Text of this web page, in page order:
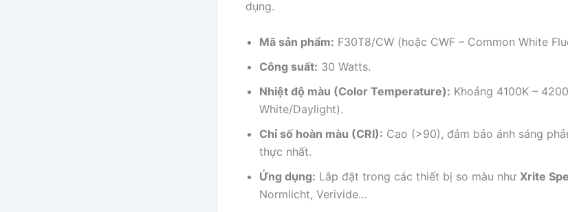
dụng.
Mã sản phẩm: F30T8/CW (hoặc CWF – Common White
Công suất: 30 Watts.
Nhiệt độ màu (Color Temperature): Khoảng 4100K –
White/Daylight).
Chỉ số hoàn màu (CRI): Cao (>90), đảm bảo ánh sáng
thực nhất.
Ứng dụng: Lắp đặt trong các thiết bị so màu như Xrite
Normlicht, Verivide…